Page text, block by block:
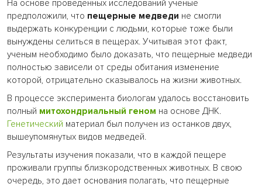
На основе проведенных исследований ученые
предположили, что пещерные медведи не смогли
выдержать конкуренции с людьми, которые тоже были
вынуждены селиться в пещерах. Учитывая этот факт,
ученым необходимо было доказать, что пещерные медведи
полностью зависели от среды обитания изменение
которой, отрицательно сказывалось на жизни животных.
В процессе эксперимента биологам удалось восстановить
полный митохондриальный геном на основе ДНК.
Генетический материал был получен из останков двух,
вышеупомянутых видов медведей.
Результаты изучения показали, что в каждой пещере
проживали группы близкородственных животных. В свою
очередь, это дает основания полагать, что пещерные